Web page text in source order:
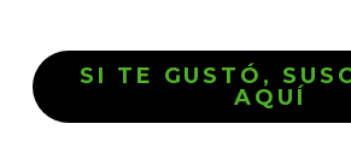
SI TE GUSTÓ,
AQUÍ